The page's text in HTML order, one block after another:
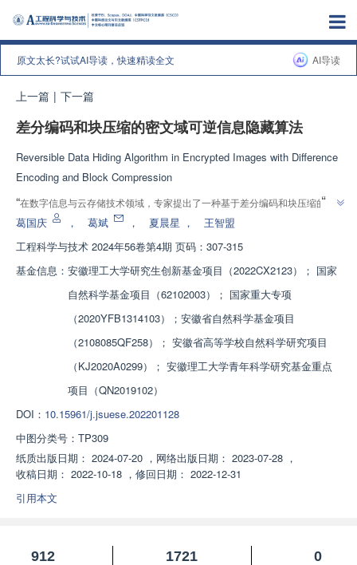
原文太长?试试AI导读，快速精读全文 AI导读
上一篇 | 下一篇
差分编码和块压缩的密文域可逆信息隐藏算法
Reversible Data Hiding Algorithm in Encrypted Images with Difference
Encoding and Block Compression
“在数字信息与云存储技术领域，专家提出了一种基于差分编码和块压缩的密
文域可逆信息隐藏算法，有效提升了嵌入容量和安全性。
”
葛国庆 ， 葛斌 ， 夏晨星 ，
王智盟
工程科学与技术 2024年56卷第4期 页码：307-315
基金信息： 安徽理工大学研究生创新基金项目（2022CX2123）； 国家
自然科学基金项目（62102003）； 国家重大专项
（2020YFB1314103）；安徽省自然科学基金项目
（2108085QF258）； 安徽省高等学校自然科学研究项目
（KJ2020A0299）； 安徽理工大学青年科学研究基金重点
项目（QN2019102）
DOI： 10.15961/j.jsuese.202201128
中图分类号： TP309
纸质出版日期： 2024-07-20 ， 网络出版日期： 2023-07-28 ，
收稿日期： 2022-10-18 ， 修回日期： 2022-12-31
引用本文
912
1721
0